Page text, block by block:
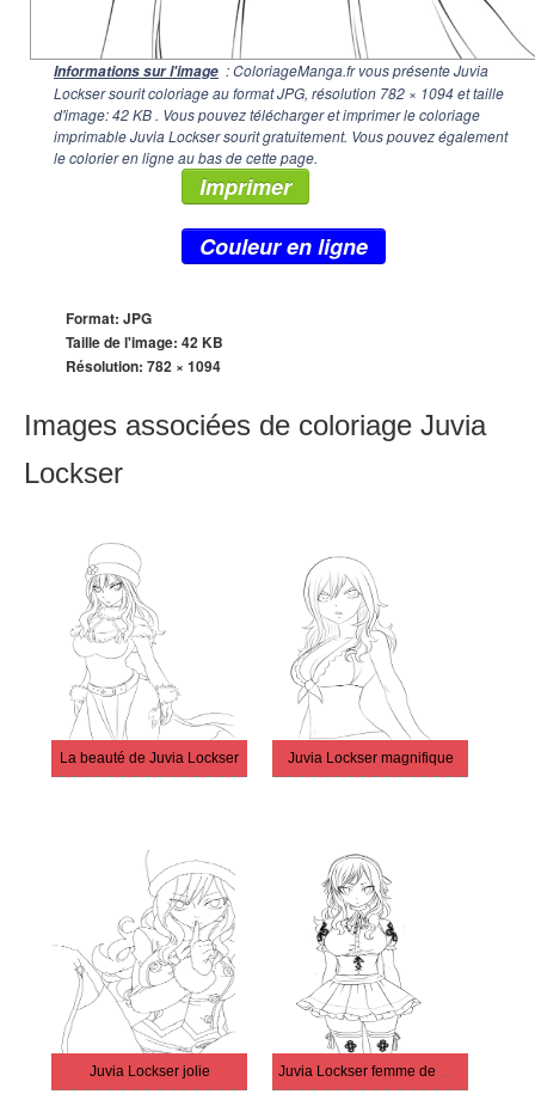
Informations sur l'image : ColoriageManga.fr vous présente Juvia
Lockser sourit coloriage au format JPG, résolution 782 × 1094et taille
d'image: 42 KB . Vous pouvez télécharger et imprimer le coloriage
imprimable Juvia Lockser sourit gratuitement. Vous pouvez également
le colorier en ligne au bas de cette page.
Imprimer
Couleur en ligne
Format: JPG
Taille de l'image: 42 KB
Résolution: 782 × 1094
Images associées de coloriage Juvia
Lockser
La beauté de Juvia Lockser Juvia Lockser magnifique
Juvia Lockser jolie Juvia Lockser femme de ménage